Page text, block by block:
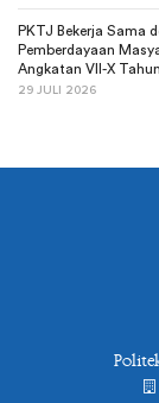
PKTJ Bekerja Sama
Pemberdayaan
Angkatan VII-X
29 JULI 2026